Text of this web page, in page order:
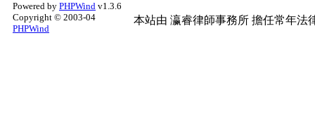
Powered by PHPWind v1.3.6
Copyright © 2003-04
PHPWind
本站由 瀛睿律師事務所 擔任常年法